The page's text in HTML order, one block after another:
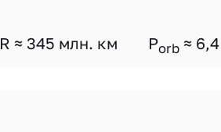
R ≈ 345 млн. км Porb ≈ 6,4